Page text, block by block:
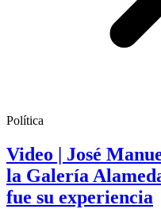
Política
Video | José
la Galería
fue su experiencia